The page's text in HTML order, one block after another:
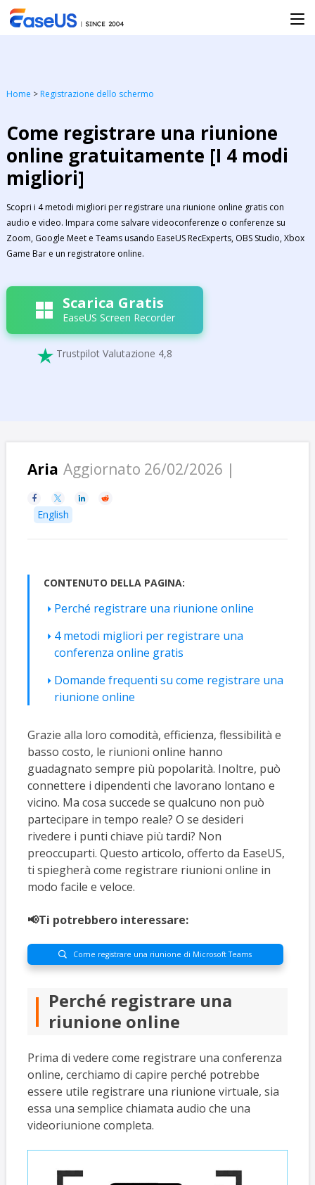
Home > Registrazione dello schermo
Come registrare una riunione
online gratuitamente [I 4 modi
migliori]
Scopri i 4 metodi migliori per registrare una riunione online gratis con
audio e video. Impara come salvare videoconferenze o conferenze su
Zoom, Google Meet e Teams usando EaseUS RecExperts, OBS Studio, Xbox
Game Bar e un registratore online.
Scarica Gratis
EaseUS Screen Recorder
 Trustpilot Valutazione 4,8
Aria Aggiornato 26/02/2026 |
   
English
CONTENUTO DELLA PAGINA:
Perché registrare una riunione online
4 metodi migliori per registrare una
conferenza online gratis
Domande frequenti su come registrare una
riunione online
Grazie alla loro comodità, efficienza, flessibilità e
basso costo, le riunioni online hanno
guadagnato sempre più popolarità. Inoltre, può
connettere i dipendenti che lavorano lontano e
vicino. Ma cosa succede se qualcuno non può
partecipare in tempo reale? O se desideri
rivedere i punti chiave più tardi? Non
preoccuparti. Questo articolo, offerto da EaseUS,
ti spiegherà come registrare riunioni online in
modo facile e veloce.
📢Ti potrebbero interessare:
 Come registrare una riunione di Microsoft Teams
Perché registrare una
riunione online
Prima di vedere come registrare una conferenza
online, cerchiamo di capire perché potrebbe
essere utile registrare una riunione virtuale, sia
essa una semplice chiamata audio che una
videoriunione completa.